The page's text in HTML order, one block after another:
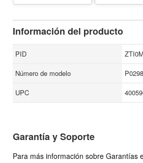
Smooths, Fragrance
and
Información del producto
PID
Número de modelo
UPC
Garantía y Soporte
Para más información sobre Garantías